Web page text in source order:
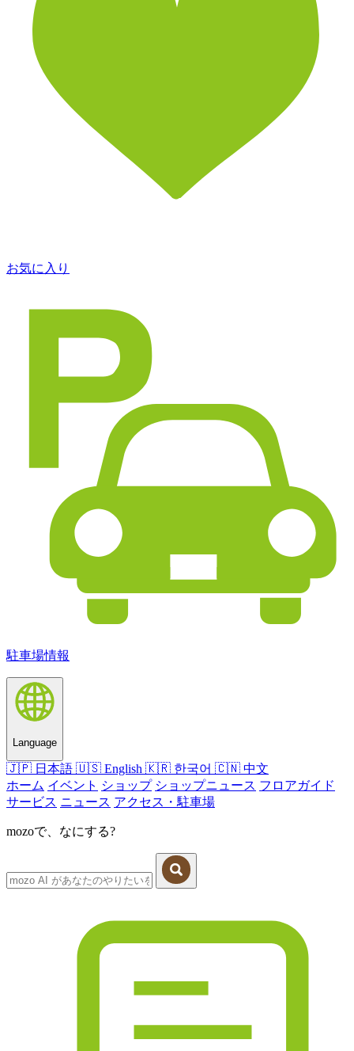
お気に入り
駐車場情報
Language
🇯🇵 日本語 🇺🇸 English 🇰🇷 한국어 🇨🇳 中文
ホーム イベント ショップ ショップニュース フロアガイド
サービス ニュース アクセス・駐車場
mozoで、なにする?